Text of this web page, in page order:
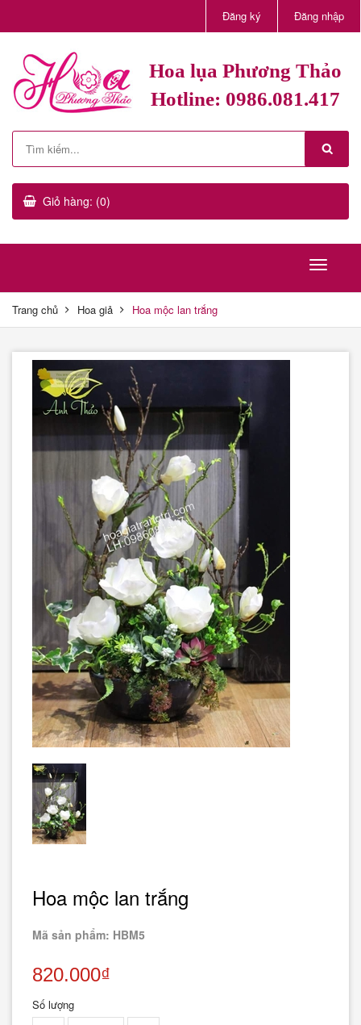
Đăng ký Đăng nhập
Hoa lụa Phương Thảo
Hotline: 0986.081.417
Giỏ hàng: (0)
Trang chủ Hoa giả Hoa mộc lan trắng
Hoa mộc lan trắng
Mã sản phẩm: HBM5
820.000₫
Số lượng